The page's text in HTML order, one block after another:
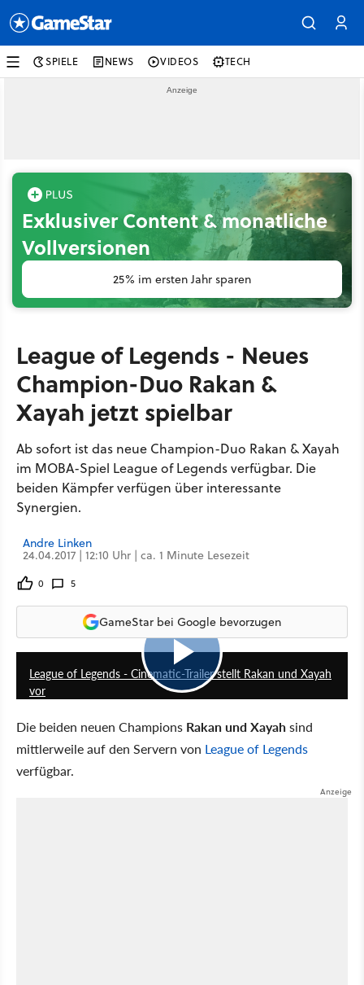
SPIELE NEWS VIDEOS TECH
Exklusiver Content & monatliche
Vollversionen
25% im ersten Jahr sparen
League of Legends - Neues
Champion-Duo Rakan &
Xayah jetzt spielbar
Ab sofort ist das neue Champion-Duo Rakan & Xayah
im MOBA-Spiel League of Legends verfügbar. Die
beiden Kämpfer verfügen über interessante
Synergien.
Andre Linken
24.04.2017 | 12:10 Uhr | ca. 1 Minute Lesezeit
0 5
GameStar bei Google bevorzugen
3:14
League of Legends - Cinematic-Trailer stellt Rakan und Xayah
vor
Die beiden neuen Champions Rakan und Xayahsind
mittlerweile auf den Servern von League of Legends
verfügbar.